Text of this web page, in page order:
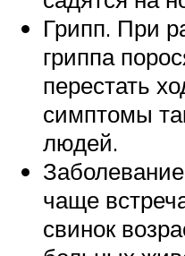
Грипп. При
гриппа
перестать
симптомы
людей.
чаще
свинок